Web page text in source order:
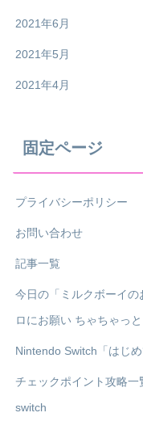
2021年6月
2021年5月
2021年4月
固定ページ
プライバシーポリシー
お問い合わせ
記事一覧
今日の「ミルクボーイ
ロにお願い ちゃちゃっ
Nintendo Switch「はじ
チェックポイント攻略一
switch